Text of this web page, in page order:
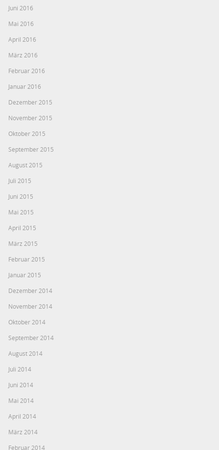
Juni 2016
Mai 2016
April 2016
März 2016
Februar 2016
Januar 2016
Dezember 2015
November 2015
Oktober 2015
September 2015
August 2015
Juli 2015
Juni 2015
Mai 2015
April 2015
März 2015
Februar 2015
Januar 2015
Dezember 2014
November 2014
Oktober 2014
September 2014
August 2014
Juli 2014
Juni 2014
Mai 2014
April 2014
März 2014
Februar 2014